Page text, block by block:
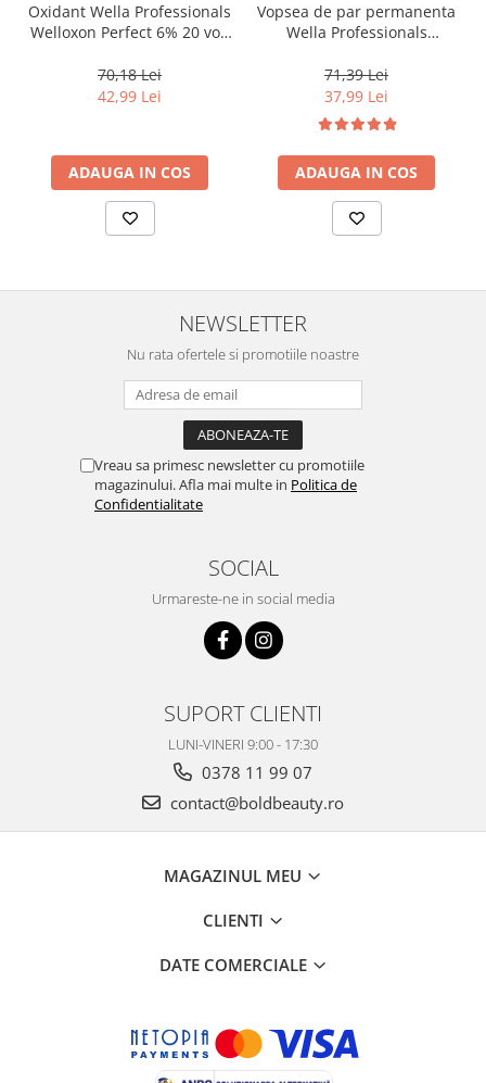
Oxidant Wella Professionals
Welloxon Perfect 6% 20 vol,
70,18 Lei
42,99 Lei
ADAUGA IN COS
Vopsea de par permanenta
Wella Professionals
Blond Deschis Natural, 60
ml
71,39 Lei
37,99 Lei
ADAUGA IN COS
NEWSLETTER
Nu rata ofertele si promotiile noastre
Vreau sa primesc newsletter cu promotiile
magazinului. Afla mai multe in Politica de
Confidentialitate
SOCIAL
Urmareste-ne in social media
SUPORT CLIENTI
LUNI-VINERI 9:00 - 17:30
0378 11 99 07
contact@boldbeauty.ro
MAGAZINUL MEU
CLIENTI
DATE COMERCIALE